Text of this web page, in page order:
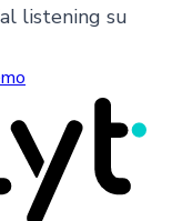
listening su